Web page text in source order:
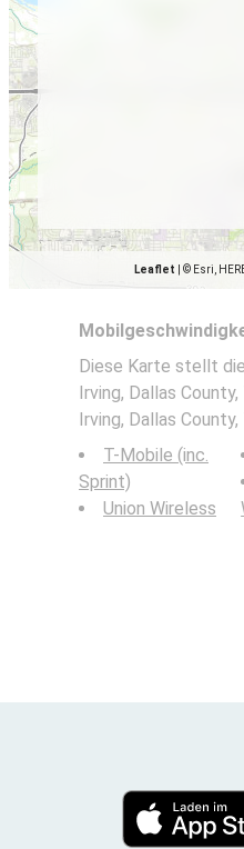
Leaflet © Esri,
Diese Karte stellt
Irving, Dallas
Irving, Dallas County,
T-Mobile (inc.
Sprint)
Union Wireless